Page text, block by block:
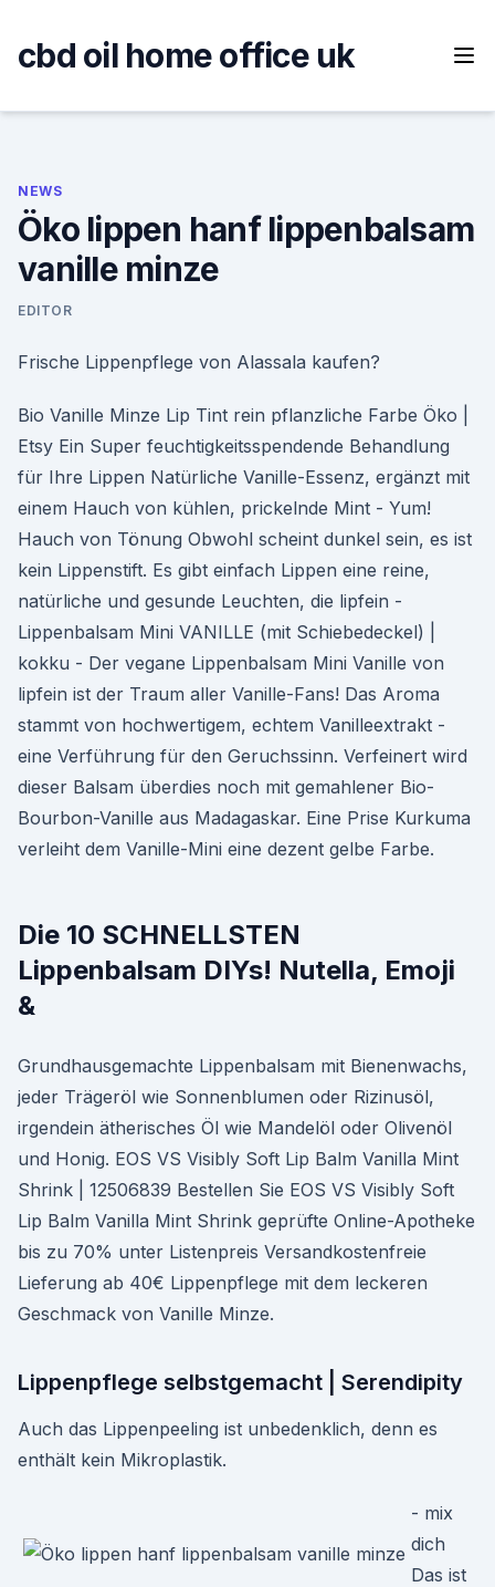
content
cbd oil home office uk
NEWS
Öko lippen hanf lippenbalsam
vanille minze
EDITOR
Frische Lippenpflege von Alassala kaufen?
Bio Vanille Minze Lip Tint rein pflanzliche Farbe Öko |
Etsy Ein Super feuchtigkeitsspendende Behandlung
für Ihre Lippen Natürliche Vanille-Essenz, ergänzt mit
einem Hauch von kühlen, prickelnde Mint - Yum!
Hauch von Tönung Obwohl scheint dunkel sein, es ist
kein Lippenstift. Es gibt einfach Lippen eine reine,
natürliche und gesunde Leuchten, die lipfein -
Lippenbalsam Mini VANILLE (mit Schiebedeckel) |
kokku - Der vegane Lippenbalsam Mini Vanille von
lipfein ist der Traum aller Vanille-Fans! Das Aroma
stammt von hochwertigem, echtem Vanilleextrakt -
eine Verführung für den Geruchssinn. Verfeinert wird
dieser Balsam überdies noch mit gemahlener Bio-
Bourbon-Vanille aus Madagaskar. Eine Prise Kurkuma
verleiht dem Vanille-Mini eine dezent gelbe Farbe.
Die 10 SCHNELLSTEN
Lippenbalsam DIYs! Nutella, Emoji
&
Grundhausgemachte Lippenbalsam mit Bienenwachs,
jeder Trägeröl wie Sonnenblumen oder Rizinusöl,
irgendein ätherisches Öl wie Mandelöl oder Olivenöl
und Honig. EOS VS Visibly Soft Lip Balm Vanilla Mint
Shrink | 12506839 Bestellen Sie EOS VS Visibly Soft
Lip Balm Vanilla Mint Shrink geprüfte Online-Apotheke
bis zu 70% unter Listenpreis Versandkostenfreie
Lieferung ab 40€ Lippenpflege mit dem leckeren
Geschmack von Vanille Minze.
Lippenpflege selbstgemacht | Serendipity
Auch das Lippenpeeling ist unbedenklich, denn es
enthält kein Mikroplastik.
- mix
dich
Das ist